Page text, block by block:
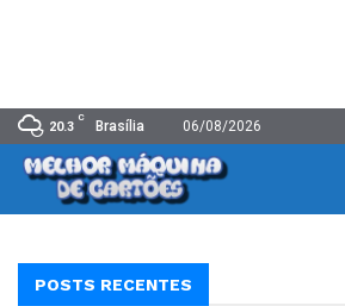
20.3
C
Brasília 06/08/2026
POSTS RECENTES